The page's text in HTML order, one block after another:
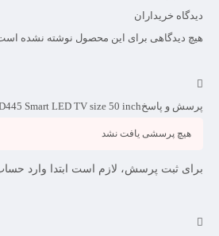
دیدگاه خریداران
هیچ دیدگاهی برای این محصول نوشته نشده
پرسش و پاسخSmart LED TV size 50 inch
هیچ پرسشی یافت نشد
برای ثبت پرسش، لازم است ابتدا وارد